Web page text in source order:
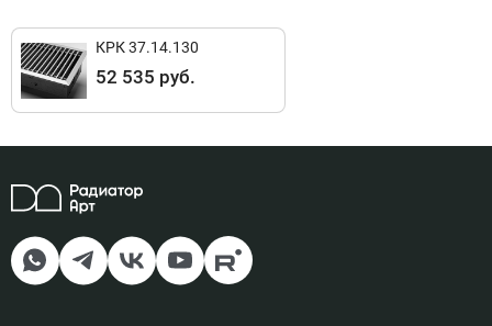
14
Подключение левый, Цвет
решетка рулонная - орех
77 221 руб
Доступно под заказ
15
Подключение левый, Цвет
решетка рулонная - мербау
КРК 37.14.130
52 535 руб.